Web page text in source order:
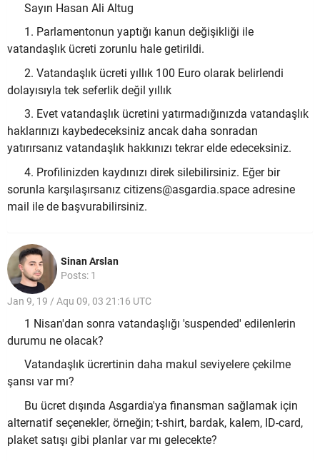
Sayın Hasan Ali Altug
1. Parlamentonun yaptığı kanun değişikliği ile
vatandaşlık ücreti zorunlu hale getirildi.
2. Vatandaşlık ücreti yıllık 100 Euro olarak belirlendi
dolayısıyla tek seferlik değil yıllık
3. Evet vatandaşlık ücretini yatırmadığınızda vatandaşlık
haklarınızı kaybedeceksiniz ancak daha sonradan
yatırırsanız vatandaşlık hakkınızı tekrar elde edeceksiniz.
4. Profilinizden kaydınızı direk silebilirsiniz. Eğer bir
sorunla karşılaşırsanız citizens@asgardia.space adresine
mail ile de başvurabilirsiniz.
Sinan Arslan
Posts: 1
Jan 9, 19 / Aqu 09, 03 21:16 UTC
1 Nisan'dan sonra vatandaşlığı 'suspended' edilenlerin
durumu ne olacak?
Vatandaşlık ücrertinin daha makul seviyelere çekilme
şansı var mı?
Bu ücret dışında Asgardia'ya finansman sağlamak için
alternatif seçenekler, örneğin; t-shirt, bardak, kalem, ID-card,
plaket satışı gibi planlar var mı gelecekte?